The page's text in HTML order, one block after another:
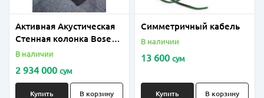
Активная Акустическая
Стенная колонка Bose
FreeSpace DS 40SE
В наличии
2 934 000 сум
Купить В корзину
Симметричный кабель
В наличии
13 600 сум
Купить В корзину